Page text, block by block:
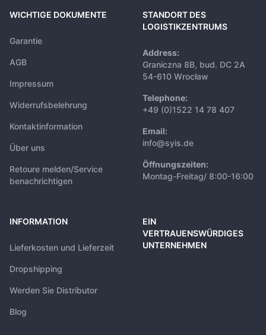
WICHTIGE DOKUMENTE
Garantie
AGB
Impressum
Widerrufsbelehrung
Kontaktinformation
Über uns
Retoure melden/Service
benachrichtigen
STANDORT DES
LOGISTIKZENTRUMS
Address:
Graniczna 8B, bud. DC 2A
54-610 Wrocław
Telephone:
+49 (0)1522 14 78 407
Email:
info@syis.de
Öffnungszeiten:
Montag-Freitag/ 8:00-16:00
INFORMATION
Lieferkosten und Lieferzeit
Dropshipping
Werden Sie Distributor
Blog
EIN
VERTRAUENSWÜRDIGES
UNTERNEHMEN